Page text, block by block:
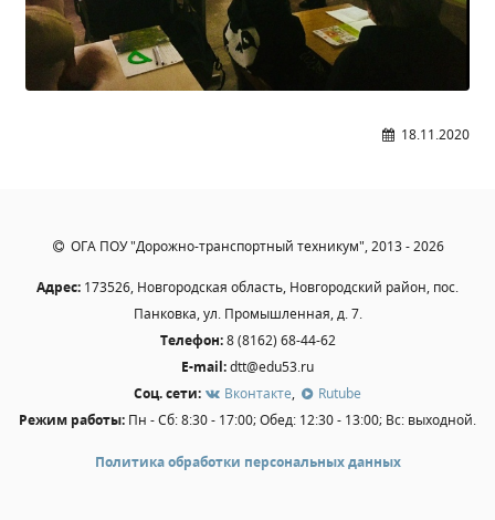
Работа педагога-психолога
Студенческий совет
Студенческий спортивный клуб
ПРОЧЕЕ
Фотографии техникума
ПОЛЕЗНЫЕ ССЫЛКИ
Министерство науки и высшего образования
Главное управление по контролю за оборотом
18.11.2020
ОГА ПОУ "Дорожно-транспортный техникум", 2013 - 2026
Адрес: 173526, Новгородская область, Новгородский район, пос.
Панковка, ул. Промышленная, д. 7.
Телефон:8 (8162) 68-44-62
E-mail:dtt@edu53.ru
Соц. сети:
Вконтакте,
Rutube
Режим работы: Пн - Сб: 8:30 - 17:00; Обед: 12:30 - 13:00; Вс: выходной.
Политика обработки персональных данных